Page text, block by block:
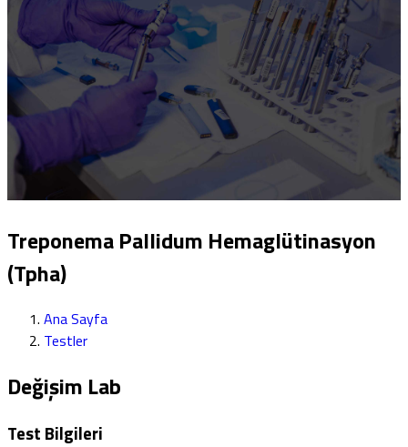
Treponema Pallidum Hemaglütinasyon
(Tpha)
Ana Sayfa
Testler
Değişim Lab
Test Bilgileri